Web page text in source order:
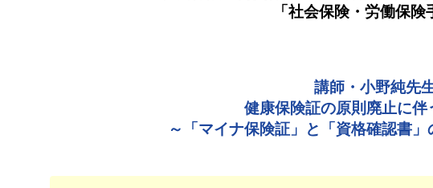
「社会保険・労働保険
講師・小野純先
健康保険証の原則廃止に伴
～「マイナ保険証」と「資格確認書